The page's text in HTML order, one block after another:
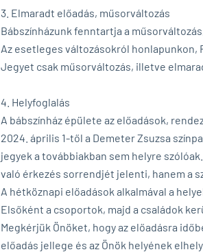
3. Elmaradt előadás, műsorváltozás
Bábszínházunk fenntartja a
Az esetleges változásokról honlapunkon,
Jegyet csak műsorváltozás, illetve
4. Helyfoglalás
A bábszínház épülete az előadások,
2024. április 1-től a Demeter Zsuzsa
jegyek a továbbiakban sem helyre
való érkezés sorrendjét jelenti, hanem a
A hétköznapi előadások alkalmával a
Elsőként a csoportok, majd a családok
Megkérjük Önöket, hogy az előadásra
előadás jellege és az Önök helyének